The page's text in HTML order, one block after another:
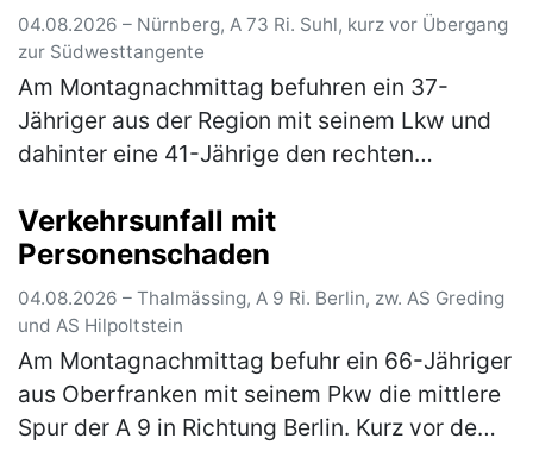
04.08.2026 – Nürnberg, A 73 Ri. Suhl, kurz vor Übergang
zur Südwesttangente
Am Montagnachmittag befuhren ein 37-
Jähriger aus der Region mit seinem Lkw und
dahinter eine 41-Jährige den rechten
diesem Zeitpunkt herrschte dichter b…
Verkehrsunfall mit
Personenschaden
04.08.2026 – Thalmässing, A 9 Ri. Berlin, zw. AS Greding
und AS Hilpoltstein
Am Montagnachmittag befuhr ein 66-Jähriger
aus Oberfranken mit seinem Pkw die mittlere
Spur der A 9 in Richtung Berlin. Kurz vor dem